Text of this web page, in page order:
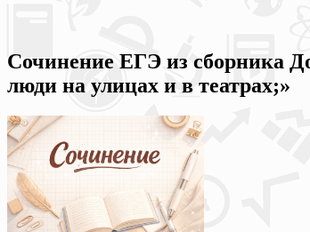
Сочинение ЕГЭ из сборника
люди на улицах и в театрах;»